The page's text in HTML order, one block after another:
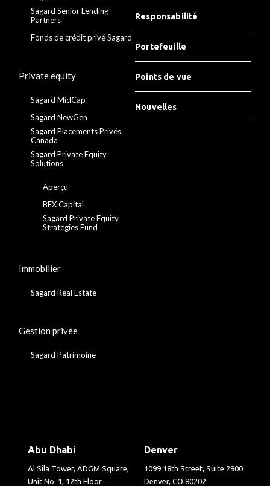
Sagard Senior Lending
Partners
Fonds de crédit privé Sagard
Private equity
Sagard MidCap
Sagard NewGen
Sagard Placements Privés
Canada
Sagard Private Equity
Solutions
Aperçu
BEX Capital
Sagard Private Equity
Strategies Fund
Immobilier
Sagard Real Estate
Gestion privée
Sagard Patrimoine
Responsabilité
Portefeuille
Points de vue
Nouvelles
Abu Dhabi
Al Sila Tower, ADGM Square,
Unit No. 1, 12th Floor
Denver
1099 18th Street, Suite 2900
Denver, CO 80202